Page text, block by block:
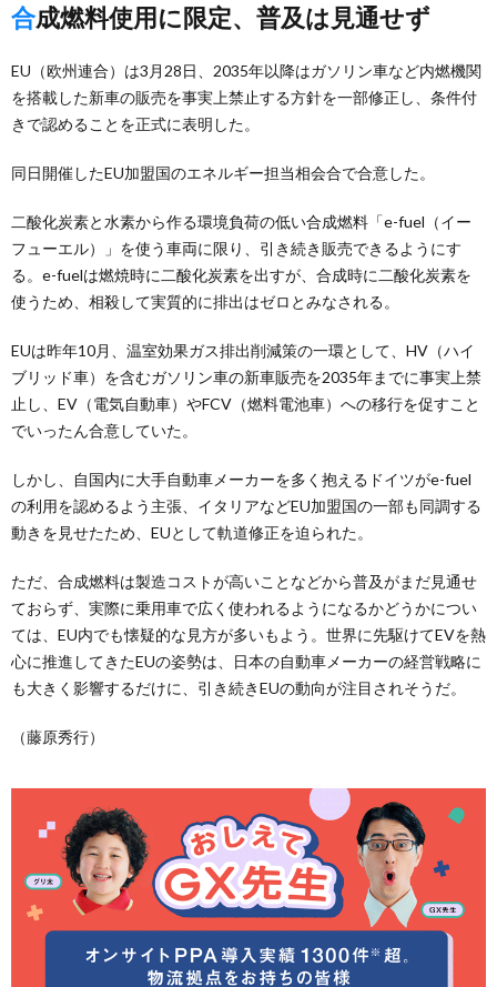
合成燃料使用に限定、普及は見通せず
EU（欧州連合）は3月28日、2035年以降はガソリン車など内燃機関
を搭載した新車の販売を事実上禁止する方針を一部修正し、条件付
きで認めることを正式に表明した。
同日開催したEU加盟国のエネルギー担当相会合で合意した。
二酸化炭素と水素から作る環境負荷の低い合成燃料「e-fuel（イー
フューエル）」を使う車両に限り、引き続き販売できるようにす
る。e-fuelは燃焼時に二酸化炭素を出すが、合成時に二酸化炭素を
使うため、相殺して実質的に排出はゼロとみなされる。
EUは昨年10月、温室効果ガス排出削減策の一環として、HV（ハイ
ブリッド車）を含むガソリン車の新車販売を2035年までに事実上禁
止し、EV（電気自動車）やFCV（燃料電池車）への移行を促すこと
でいったん合意していた。
しかし、自国内に大手自動車メーカーを多く抱えるドイツがe-fuel
の利用を認めるよう主張、イタリアなどEU加盟国の一部も同調する
動きを見せたため、EUとして軌道修正を迫られた。
ただ、合成燃料は製造コストが高いことなどから普及がまだ見通せ
ておらず、実際に乗用車で広く使われるようになるかどうかについ
ては、EU内でも懐疑的な見方が多いもよう。世界に先駆けてEVを熱
心に推進してきたEUの姿勢は、日本の自動車メーカーの経営戦略に
も大きく影響するだけに、引き続きEUの動向が注目されそうだ。
（藤原秀行）